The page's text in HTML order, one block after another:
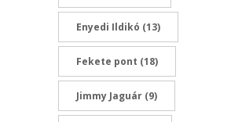
Enyedi Ildikó (13)
Fekete pont (18)
Jimmy Jaguár (9)